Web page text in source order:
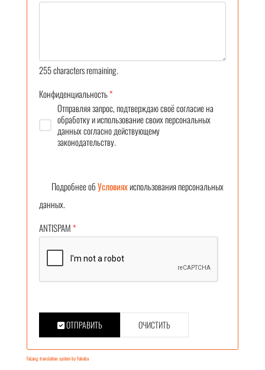
255characters remaining.
Конфиденциальность*
Отправляя запрос, подтверждаю своё согласие на
обработку и использование своих персональных
данных согласно действующему
законодательству.
Подробнее обУсловияхиспользования персональных
данных.
ANTISPAM*
ОТПРАВИТЬ ОЧИСТИТЬ
FaLang translation system by Faboba